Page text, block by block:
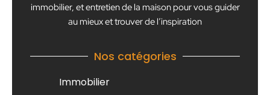
immobilier, et entretien de la maison pour vous guider
au mieux et trouver de l’inspiration
Nos catégories
Immobilier